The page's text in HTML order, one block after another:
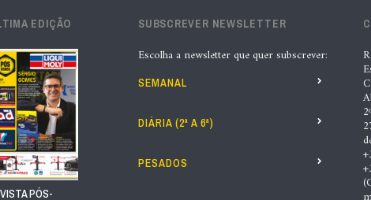
controlo de
5 Ago. 2026 | Nádia
GS Pro Tyres
exclusiva da
Paulo
Wolf mostra
EDIÇÃO
PÓS-
SUBSCREVER NEWSLETTER
Escolha a newsletter que quer subscrever:
SEMANAL
DIÁRIA (2ª A 6ª)
PESADOS